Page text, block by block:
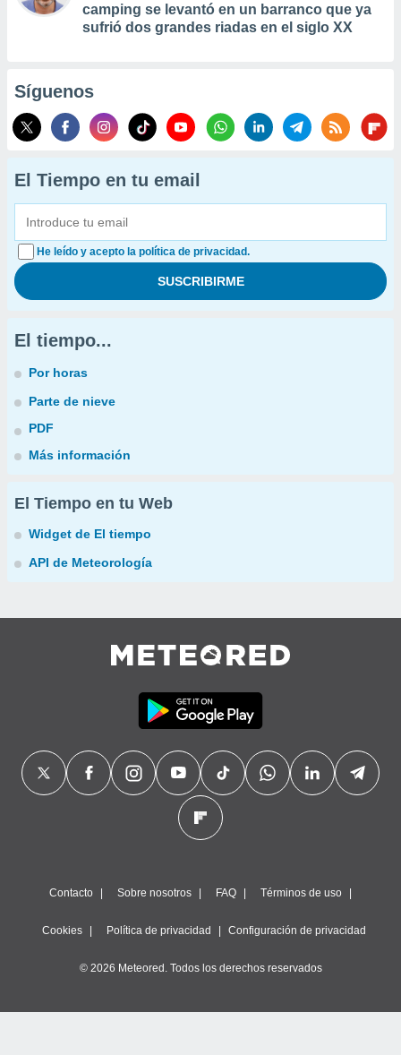
camping se levantó en un barranco que ya
sufrió dos grandes riadas en el siglo XX
Síguenos
El Tiempo en tu email
He leído y acepto la política de privacidad.
El tiempo...
Por horas
Parte de nieve
PDF
Más información
El Tiempo en tu Web
Widget de El tiempo
API de Meteorología
Contacto Sobre nosotros FAQ Términos de uso
Cookies Política de privacidad Configuración de privacidad
© 2026 Meteored. Todos los derechos reservados